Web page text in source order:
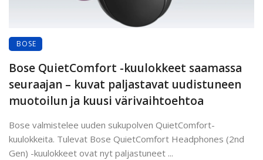
BOSE
Bose QuietComfort -kuulokkeet saamassa
seuraajan – kuvat paljastavat uudistuneen
muotoilun ja kuusi värivaihtoehtoa
Bose valmistelee uuden sukupolven QuietComfort-
kuulokkeita. Tulevat Bose QuietComfort Headphones (2nd
Gen) -kuulokkeet ovat nyt paljastuneet ...